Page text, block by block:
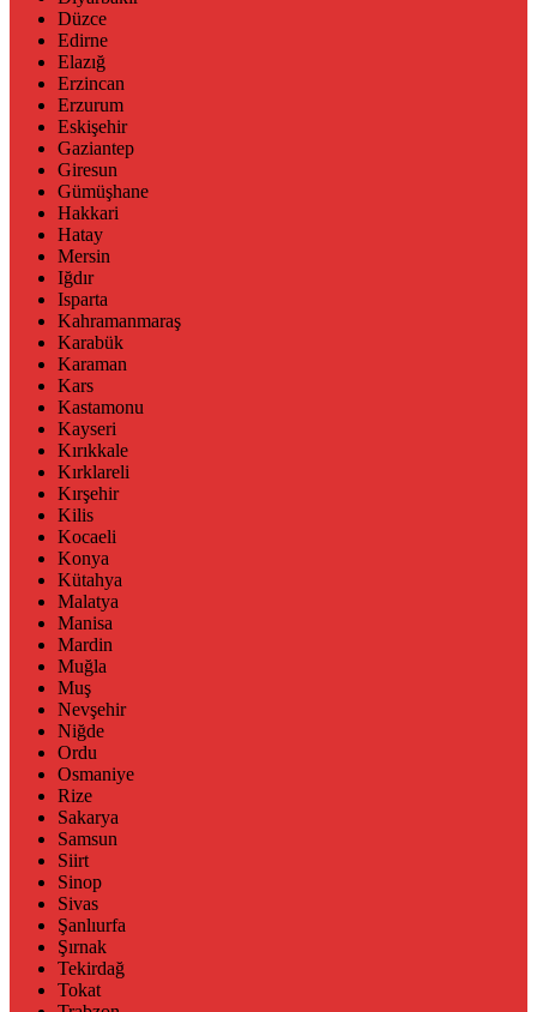
Düzce
Edirne
Elazığ
Erzincan
Erzurum
Eskişehir
Gaziantep
Giresun
Gümüşhane
Hakkari
Hatay
Mersin
Iğdır
Isparta
Kahramanmaraş
Karabük
Karaman
Kars
Kastamonu
Kayseri
Kırıkkale
Kırklareli
Kırşehir
Kilis
Kocaeli
Konya
Kütahya
Malatya
Manisa
Mardin
Muğla
Muş
Nevşehir
Niğde
Ordu
Osmaniye
Rize
Sakarya
Samsun
Siirt
Sinop
Sivas
Şanlıurfa
Şırnak
Tekirdağ
Tokat